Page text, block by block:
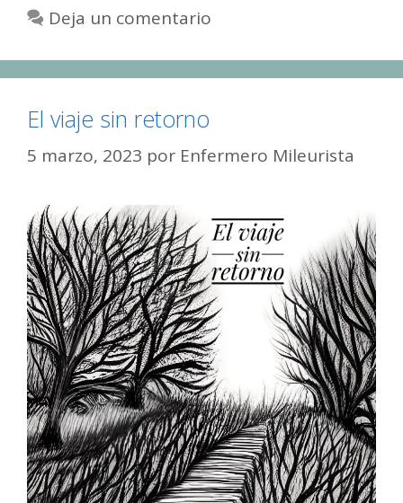
Deja un comentario
El viaje sin retorno
5 marzo, 2023 por Enfermero Mileurista